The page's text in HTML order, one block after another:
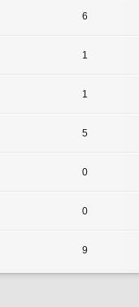
6
1
1
5
0
0
9